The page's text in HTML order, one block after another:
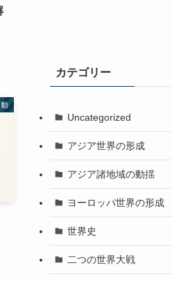
カテゴリー
Uncategorized
アジア世界の形成
アジア諸地域の動揺
ヨーロッパ世界の形成
世界史
二つの世界大戦